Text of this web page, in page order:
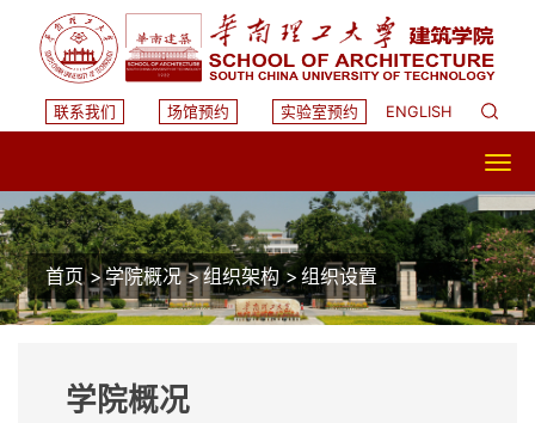
联系我们 场馆预约 实验室预约 ENGLISH
首页>学院概况>组织架构 >组织设置
学院概况